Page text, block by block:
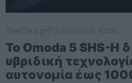
Το Omoda 5 SHS-H
υβριδική
αυτονομία έως